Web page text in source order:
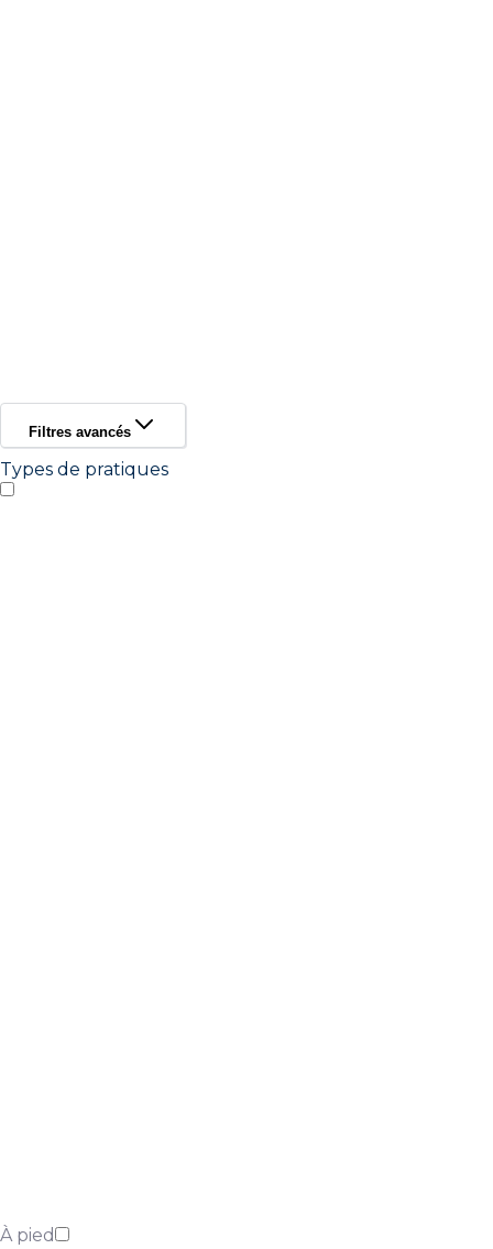
Filtres avancés
Types de pratiques
À pied